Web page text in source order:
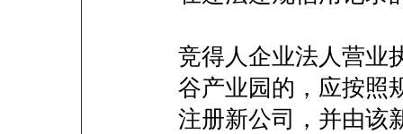
竞得人企业法人营业
谷产业园的，应按照
注册新公司，并由该